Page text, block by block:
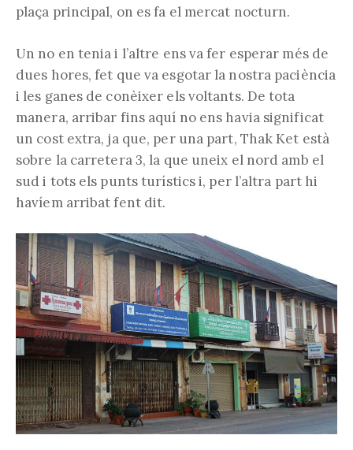
plaça principal, on es fa el mercat nocturn.
Un no en tenia i l’altre ens va fer esperar més de
dues hores, fet que va esgotar la nostra paciència
i les ganes de conèixer els voltants. De tota
manera, arribar fins aquí no ens havia significat
un cost extra, ja que, per una part, Thak Ket està
sobre la carretera 3, la que uneix el nord amb el
sud i tots els punts turístics i, per l’altra part hi
havíem arribat fent dit.